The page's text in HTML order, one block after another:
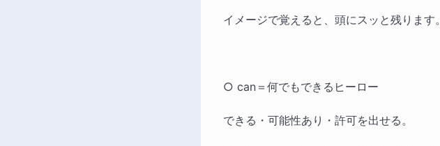
イメージで覚えると、頭にスッと残ります。
○ can＝何でもできるヒーロー
できる・可能性あり・許可を出せる。